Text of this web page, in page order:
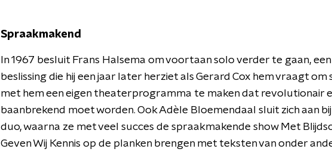
Spraakmakend
In 1967 besluit Frans Halsema om voortaan solo verder te gaan, een
beslissing die hij een jaar later herziet als Gerard Cox hem vraagt om
met hem een eigen theaterprogramma te maken dat revolutionair
baanbrekend moet worden. Ook Adèle Bloemendaal sluit zich aan
duo, waarna ze met veel succes de spraakmakende show Met
Geven Wij Kennis op de planken brengen met teksten van onder